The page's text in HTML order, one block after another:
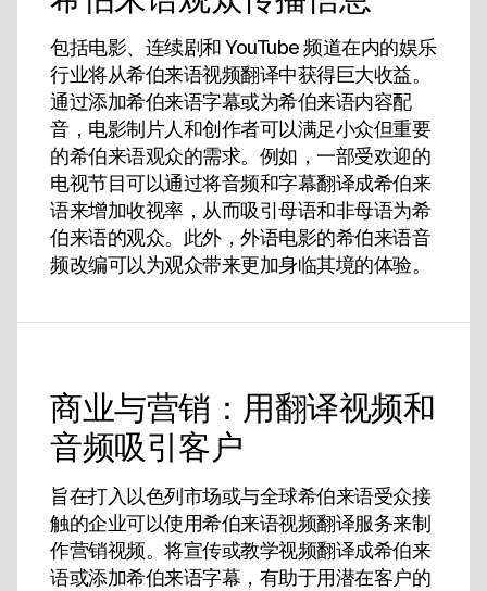
包括电影、连续剧和 YouTube 频道在内的娱乐
行业将从希伯来语视频翻译中获得巨大收益。
通过添加希伯来语字幕或为希伯来语内容配
音，电影制片人和创作者可以满足小众但重要
的希伯来语观众的需求。例如，一部受欢迎的
电视节目可以通过将音频和字幕翻译成希伯来
语来增加收视率，从而吸引母语和非母语为希
伯来语的观众。此外，外语电影的希伯来语音
频改编可以为观众带来更加身临其境的体验。
商业与营销：用翻译视频和
音频吸引客户
旨在打入以色列市场或与全球希伯来语受众接
触的企业可以使用希伯来语视频翻译服务来制
作营销视频。将宣传或教学视频翻译成希伯来
语或添加希伯来语字幕，有助于用潜在客户的